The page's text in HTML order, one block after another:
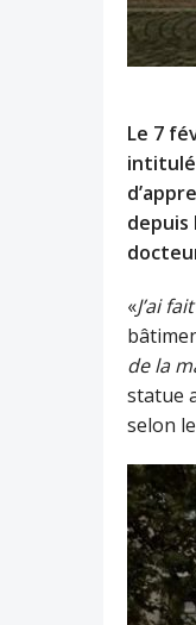
Le 7
intitulé
depuis
«J’ai
de la
statue
selon